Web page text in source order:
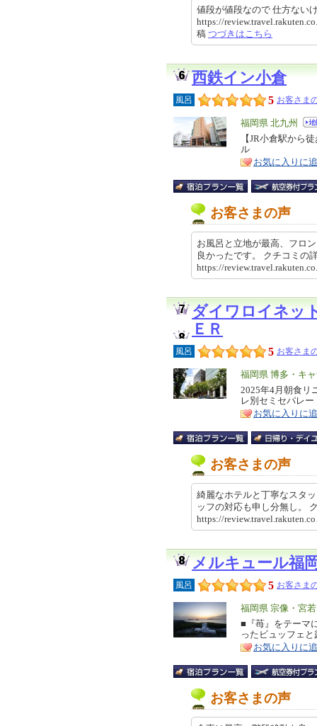
値段が値段なので 仕方ない
https://
稿 つづきはこちら
西鉄イン小倉
風呂 5 お客さま
エ
リ
ア
福岡県 北九州
特
徴
【JR小倉駅から
ル
お気に入りに
お客さまの声
お風呂と立地が最高、フロ
良かったです。 クチコミ
https://
ダイワロイネッ
ＥＲ
風呂 5 お客さま
エ
リ
ア
福岡県 博多・キ
特
徴
2025年4月朝食リ
レ別セミセパレー
お気に入りに
お客さまの声
綺麗なホテルと丁寧なスタ
ッフの対応も申し分無し。
https://
メルキュール福
風呂 5 お客さま
エ
リ
ア
福岡県 宗像・宮
特
徴
■『苺』をテーマ
ったビュッフェ
お気に入りに
お客さまの声